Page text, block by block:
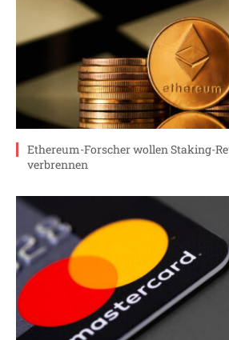
Ethereum-Forscher wollen Staking-
verbrennen